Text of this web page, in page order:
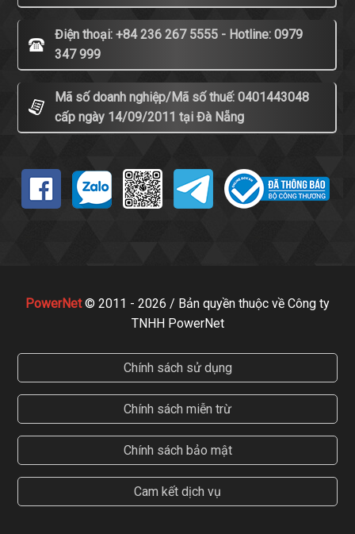
Điện thoại: +84 236 267 5555 - Hotline: 0979
347 999
Mã số doanh nghiệp/Mã số thuế: 0401443048
cấp ngày 14/09/2011 tại Đà Nẵng
PowerNet© 2011 - 2026 / Bản quyền thuộc về Công ty
TNHH PowerNet
Chính sách sử dụng
Chính sách miễn trừ
Chính sách bảo mật
Cam kết dịch vụ